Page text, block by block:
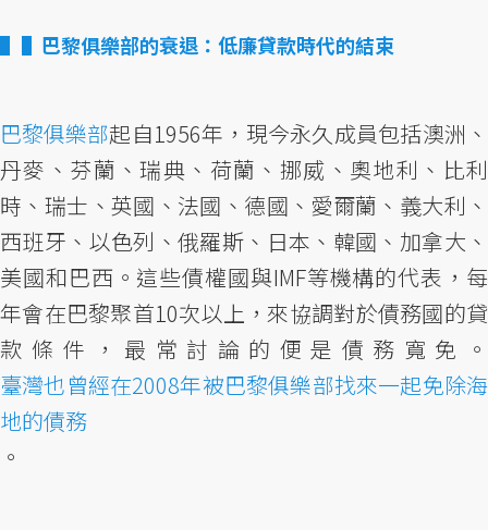
▌巴黎俱樂部的衰退：低廉貸款時代的結束
巴黎俱樂部起自1956年，現今永久成員包括澳洲、
丹麥、芬蘭、瑞典、荷蘭、挪威、奧地利、比利
時、瑞士、英國、法國、德國、愛爾蘭、義大利、
西班牙、以色列、俄羅斯、日本、韓國、加拿大、
美國和巴西。這些債權國與IMF等機構的代表，每
年會在巴黎聚首10次以上，來協調對於債務國的貸
款條件，最常討論的便是債務寬免。
臺灣也曾經在2008年被巴黎俱樂部找來一起免除海
地的債務
。